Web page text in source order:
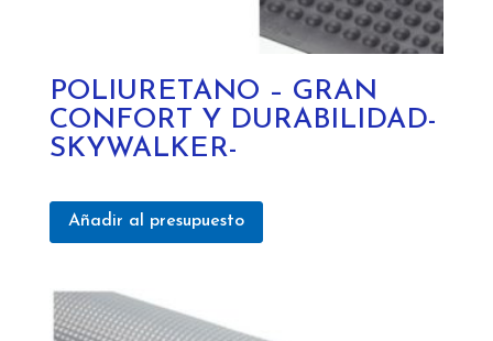
POLIURETANO – GRAN
CONFORT Y DURABILIDAD-
SKYWALKER-
Añadir al presupuesto